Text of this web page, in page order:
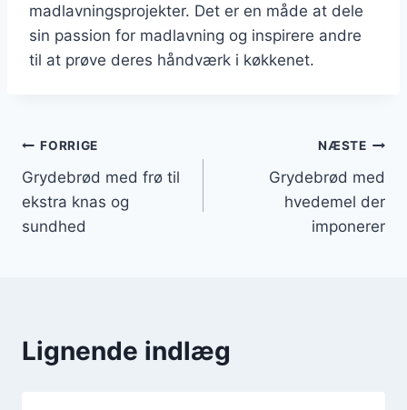
madlavningsprojekter. Det er en måde at dele
sin passion for madlavning og inspirere andre
til at prøve deres håndværk i køkkenet.
Indlægsnavigation
FORRIGE
Grydebrød med frø til
ekstra knas og
sundhed
NÆSTE
Grydebrød med
hvedemel der
imponerer
Lignende indlæg